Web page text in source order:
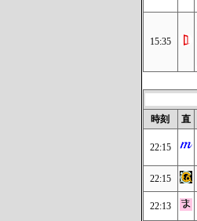
15:35
時刻
直
22:15
22:15
22:13